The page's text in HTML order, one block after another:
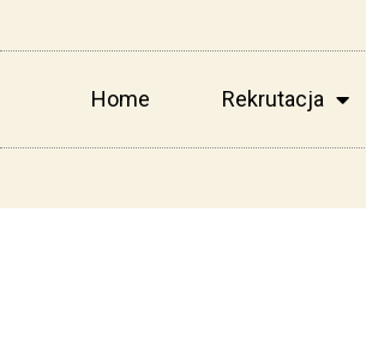
Home Rekrutacja